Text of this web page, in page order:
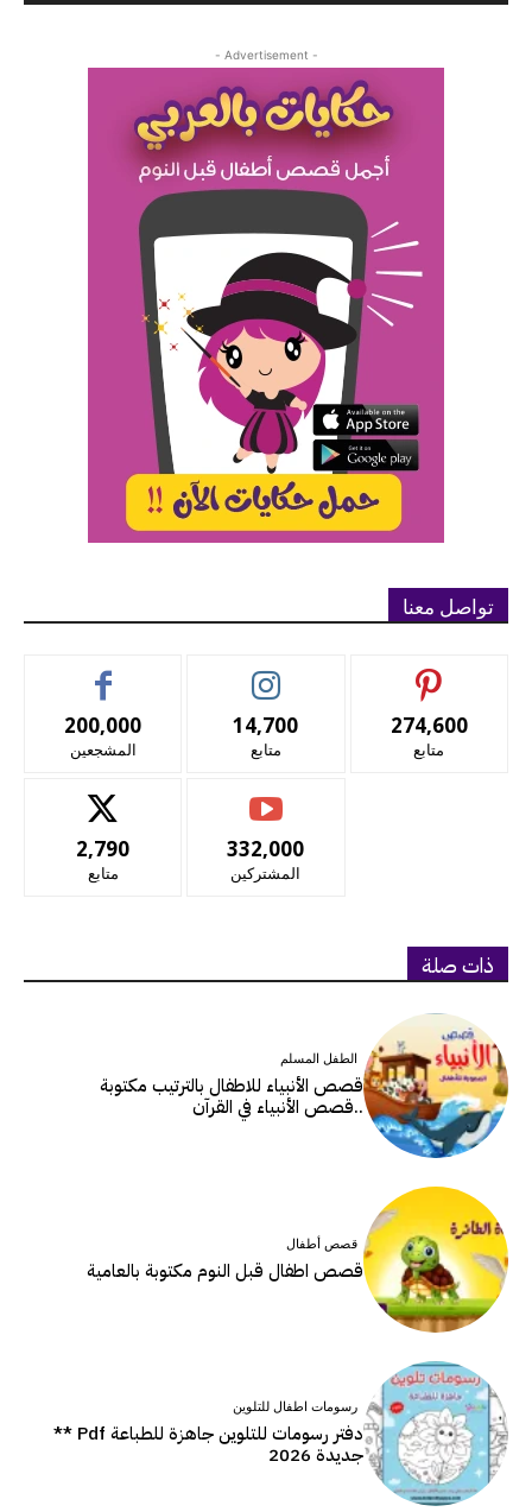
- Advertisement -
تواصل معنا
200,000
المشجعين
14,700
متابع
274,600
متابع
2,790
متابع
332,000
المشتركين
ذات صلة
الطفل المسلم
قصص الأنبياء للاطفال بالترتيب مكتوبة
..قصص الأنبياء في القرآن
قصص أطفال
قصص اطفال قبل النوم مكتوبة بالعامية
رسومات اطفال للتلوين
دفتر رسومات للتلوين جاهزة للطباعة Pdf **
جديدة 2026